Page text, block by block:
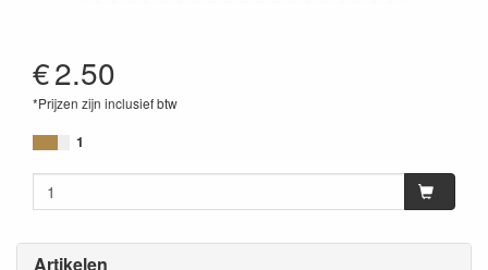
Artikelen
€2.50
*Prijzen zijn inclusief btw
1